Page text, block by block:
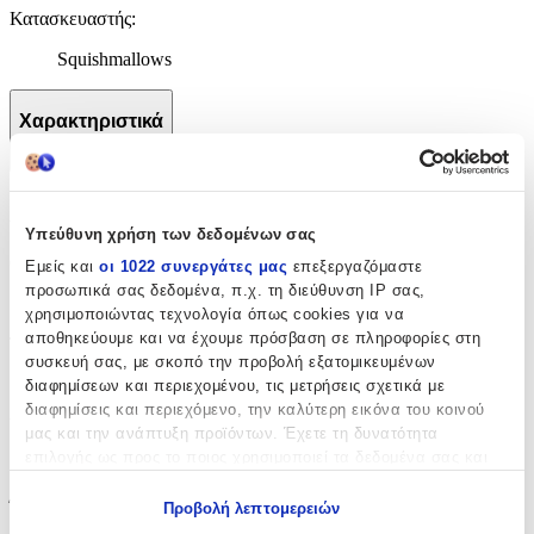
Υπεύθυνη χρήση των δεδομένων σας
Εμείς και οι 1022 συνεργάτες μας επεξεργαζόμαστε
προσωπικά σας δεδομένα, π.χ. τη διεύθυνση IP σας,
χρησιμοποιώντας τεχνολογία όπως cookies για να
αποθηκεύουμε και να έχουμε πρόσβαση σε πληροφορίες στη
συσκευή σας, με σκοπό την προβολή εξατομικευμένων
διαφημίσεων και περιεχομένου, τις μετρήσεις σχετικά με
διαφημίσεις και περιεχόμενο, την καλύτερη εικόνα του κοινού
μας και την ανάπτυξη προϊόντων. Έχετε τη δυνατότητα
Προβολή λεπτομερειών
Κατασκευαστής:
Squishmallows
Χαρακτηριστικά
Θέμα:
Λούτρινα
Τύπος:
Μπρελόκ
Υλικό
Υφασμάτινο